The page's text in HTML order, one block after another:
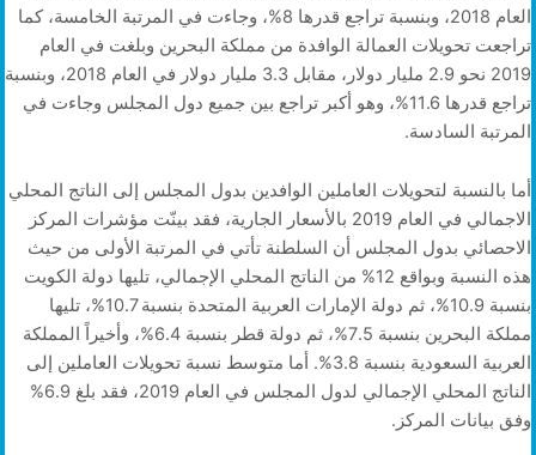
العام 2018، وبنسبة تراجع قدرها 8%، وجاءت في المرتبة الخامسة، كما
تراجعت تحويلات العمالة الوافدة من مملكة البحرين وبلغت في العام
2019 نحو 2.9 مليار دولار، مقابل 3.3 مليار دولار في العام 2018، وبنسبة
تراجع قدرها 11.6%، وهو أكبر تراجع بين جميع دول المجلس وجاءت في
المرتبة السادسة.
أما بالنسبة لتحويلات العاملين الوافدين بدول المجلس إلى الناتج المحلي
الاجمالي في العام 2019 بالأسعار الجارية، فقد بينّت مؤشرات المركز
الاحصائي بدول المجلس أن السلطنة تأتي في المرتبة الأولى من حيث
هذه النسبة وبواقع 12% من الناتج المحلي الإجمالي، تليها دولة الكويت
بنسبة 10.9%، ثم دولة الإمارات العربية المتحدة بنسبة 10.7%، تليها
مملكة البحرين بنسبة 7.5%، ثم دولة قطر بنسبة 6.4%، وأخيراً المملكة
العربية السعودية بنسبة 3.8%. أما متوسط نسبة تحويلات العاملين إلى
الناتج المحلي الإجمالي لدول المجلس في العام 2019، فقد بلغ 6.9%
وفق بيانات المركز.